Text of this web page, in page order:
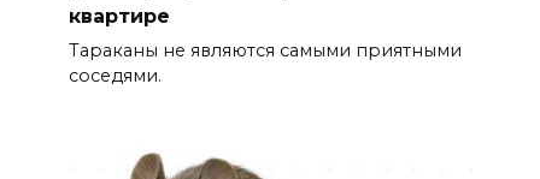
квартире
Тараканы не являются самыми приятными
соседями.